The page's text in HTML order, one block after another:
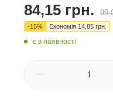
84,15 грн.
-15% Економія 14,85 грн.
є в наявності